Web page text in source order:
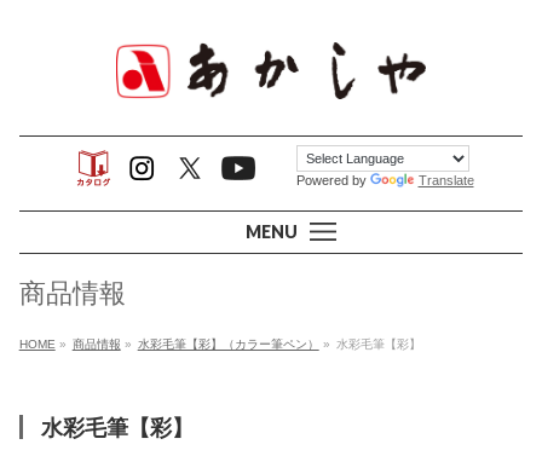
MENU
Powered by Translate
商品情報
HOME » 商品情報 » 水彩毛筆【彩】（カラー筆ペン） » 水彩毛筆【彩】
水彩毛筆【彩】